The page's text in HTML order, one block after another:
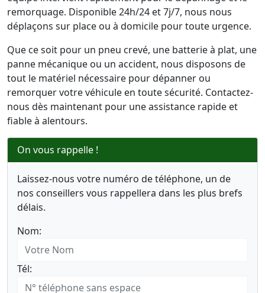
remorquage. Disponible 24h/24 et 7j/7, nous nous
déplaçons sur place ou à domicile pour toute urgence.
Que ce soit pour un pneu crevé, une batterie à plat, une
panne mécanique ou un accident, nous disposons de
tout le matériel nécessaire pour dépanner ou
remorquer votre véhicule en toute sécurité. Contactez-
nous dès maintenant pour une assistance rapide et
fiable à alentours.
On vous rappelle !
Laissez-nous votre numéro de téléphone, un de
nos conseillers vous rappellera dans les plus brefs
délais.
Nom:
Tél: